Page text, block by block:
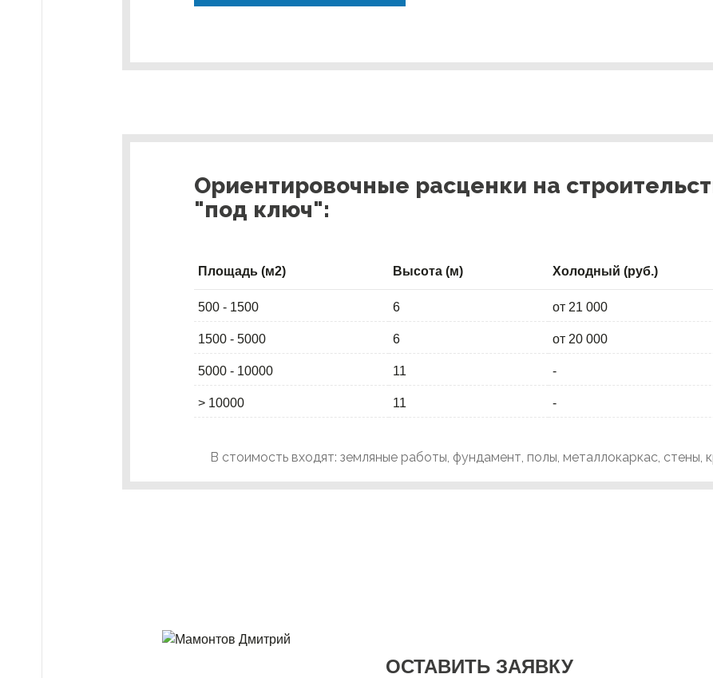
Ориентировочные расценки на
"под ключ":
Площадь (м2) Высота (м) Холодный (руб.)
500 - 1500 6 от 21 000
1500 - 5000 6 от 20 000
5000 - 10000 11 -
> 10000 11 -
В стоимость входят: земляные работы, фундамент, полы, металлокаркас, стены,
ОСТАВИТЬ ЗАЯВКУ